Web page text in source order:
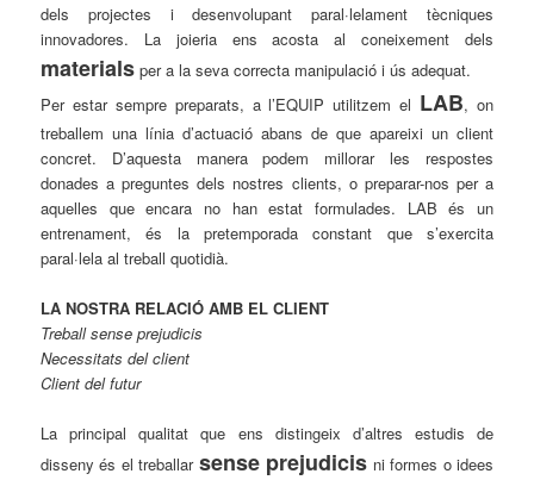
dels projectes i desenvolupant paral·lelament tècniques
innovadores. La joieria ens acosta al coneixement dels
materials per a la seva correcta manipulació i ús adequat.
Per estar sempre preparats, a l’EQUIP utilitzem el LAB, on
treballem una línia d’actuació abans de que apareixi un client
concret. D’aquesta manera podem millorar les respostes
donades a preguntes dels nostres clients, o preparar-nos per a
aquelles que encara no han estat formulades. LAB és un
entrenament, és la pretemporada constant que s’exercita
paral·lela al treball quotidià.
LA NOSTRA RELACIÓ AMB EL CLIENT
Treball sense prejudicis
Necessitats del client
Client del futur
La principal qualitat que ens distingeix d’altres estudis de
disseny és el treballar sense prejudicis ni formes o idees